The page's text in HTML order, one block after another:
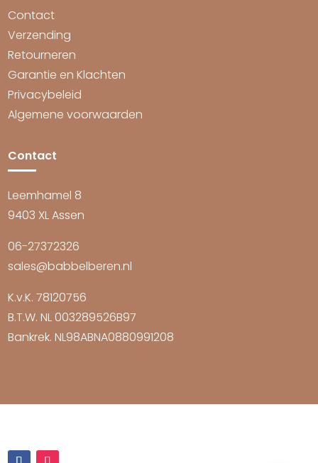
Contact
Verzending
Retourneren
Garantie en Klachten
Privacybeleid
Algemene voorwaarden
Contact
Leemhamel 8
9403 XL Assen
06-27372326
sales@babbelberen.nl
K.v.K. 78120756
B.T.W. NL 003289526B97
Bankrek. NL98ABNA0880991208